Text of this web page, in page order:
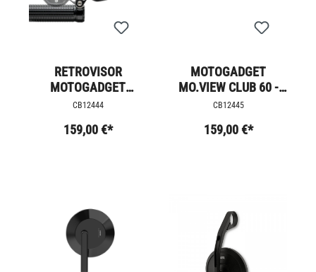
RETROVISOR
MOTOGADGET
M.VIEW SPORT 60 -
CB12444
159,00 €*
MOTOGADGET
MO.VIEW CLUB 60 -
FLIP
CB12445
159,00 €*